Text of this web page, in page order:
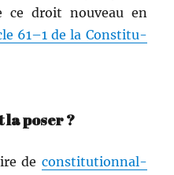
ce droit nou­veau en
61–1 de la Con­sti­tu­
la poser ?
de con­sti­tu­tion­nal­